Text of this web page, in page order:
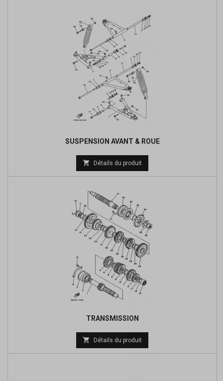
SUSPENSION AVANT & ROUE
 Détails du produit
TRANSMISSION
Prix
de
 Détails du produit